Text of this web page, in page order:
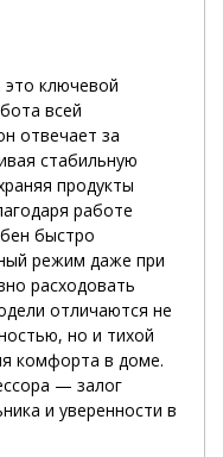
ключевой
всей
отвечает за
стабильную
продукты
работе
быстро
режим даже при
расходовать
отличаются не
но и тихой
комфорта в доме.
— залог
и уверенности в